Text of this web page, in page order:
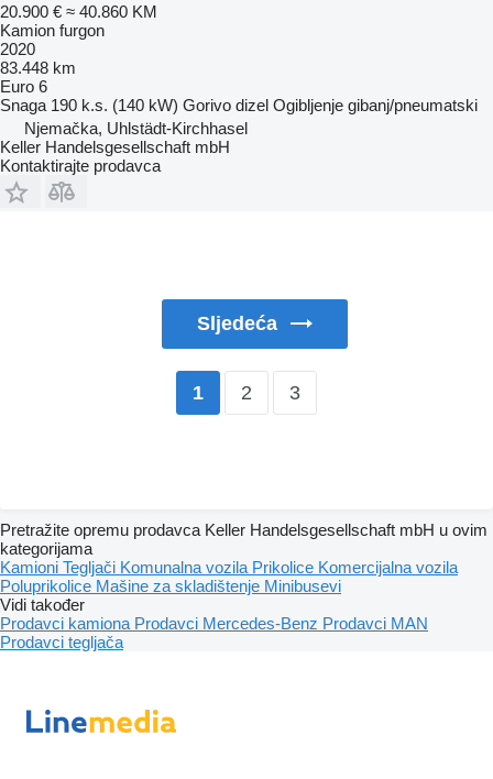
20.900 € ≈ 40.860 KM
Kamion furgon
2020
83.448 km
Euro 6
Snaga 190 k.s. (140 kW) Gorivo dizel Ogibljenje gibanj/pneumatski
Njemačka, Uhlstädt-Kirchhasel
Keller Handelsgesellschaft mbH
Kontaktirajte prodavca
Sljedeća
1 2 3
Pretražite opremu prodavca Keller Handelsgesellschaft mbH u ovim
kategorijama
Kamioni Tegljači Komunalna vozila Prikolice Komercijalna vozila
Poluprikolice Mašine za skladištenje Minibusevi
Vidi također
Prodavci kamiona Prodavci Mercedes-Benz Prodavci MAN
Prodavci tegljača